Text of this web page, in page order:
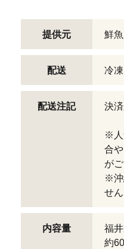
提供元 鮮
配送 冷凍
配送注記 決
※人
合
が
※沖
せん
内容量
福
約